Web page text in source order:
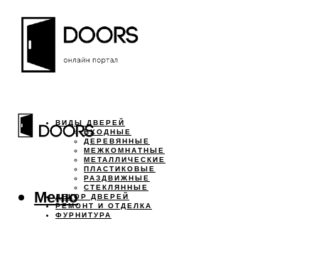
ВИДЫ ДВЕРЕЙ
ВХОДНЫЕ
ДЕРЕВЯННЫЕ
МЕЖКОМНАТНЫЕ
МЕТАЛЛИЧЕСКИЕ
ПЛАСТИКОВЫЕ
РАЗДВИЖНЫЕ
СТЕКЛЯННЫЕ
ДЕКОР ДВЕРЕЙ
РЕМОНТ И ОТДЕЛКА
ФУРНИТУРА
Меню